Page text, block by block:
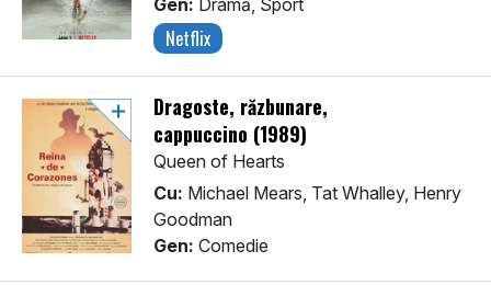
Gen: Dramă, Sport
Netflix
Dragoste, răzbunare,
cappuccino (1989)
Queen of Hearts
Cu: Michael Mears, Tat Whalley, Henry
Goodman
Gen: Comedie